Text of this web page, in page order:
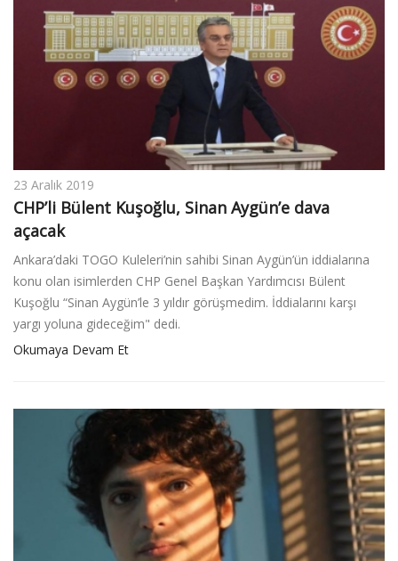
23 Aralık 2019
CHP’li Bülent Kuşoğlu, Sinan Aygün’e dava
açacak
Ankara’daki TOGO Kuleleri’nin sahibi Sinan Aygün’ün iddialarına
konu olan isimlerden CHP Genel Başkan Yardımcısı Bülent
Kuşoğlu “Sinan Aygün’le 3 yıldır görüşmedim. İddialarını karşı
yargı yoluna gideceğim" dedi.
Okumaya Devam Et